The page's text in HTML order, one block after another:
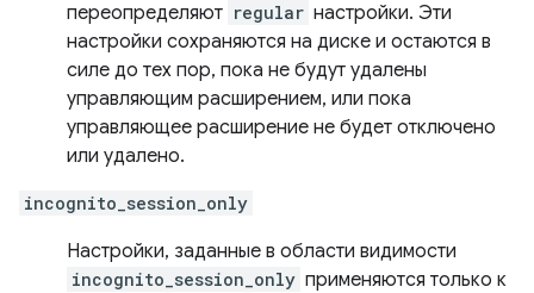
переопределяют regular настройки. Эти
настройки сохраняются на диске и остаются в
силе до тех пор, пока не будут удалены
управляющим расширением, или пока
управляющее расширение не будет отключено
или удалено.
incognito_session_only
Настройки, заданные в области видимости
incognito_session_only применяются только к